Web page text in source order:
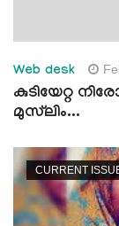
Web desk
കുടിയേറ്റ
മുസ്‌ലിം...
CURRENT